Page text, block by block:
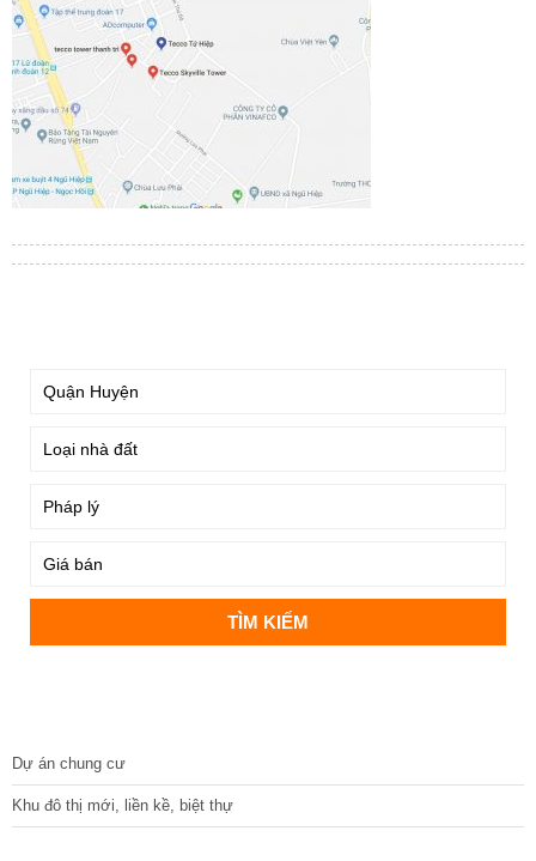
Dự án chung cư
Khu đô thị mới, liền kề, biệt thự